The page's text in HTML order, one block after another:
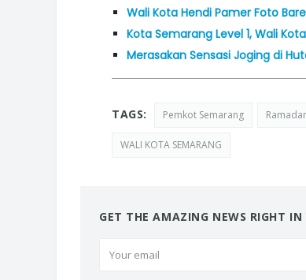
Wali Kota Hendi Pamer Foto
Kota Semarang Level 1, Wali
Merasakan Sensasi Joging di
TAGS: Pemkot Semarang
WALI KOTA SEMARANG
GET THE AMAZING NEWS RIGHT IN